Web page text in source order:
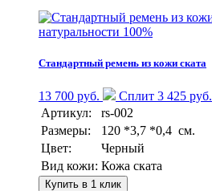
натуральности 100%
Стандартный ремень из кожи ската
13 700 руб.
Сплит 3 425 руб.
Артикул:
rs-002
Размеры:
120 *3,7 *0,4 см.
Цвет:
Черный
Вид кожи: Кожа ската
Купить в 1 клик